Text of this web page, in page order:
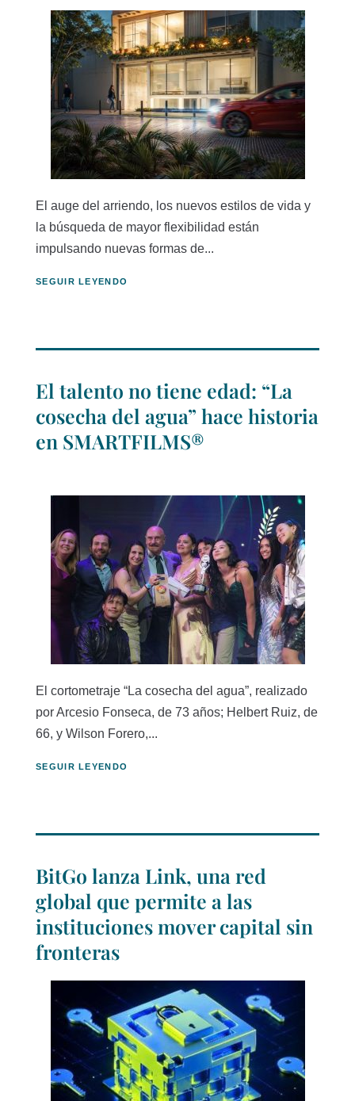
El auge del arriendo, los nuevos estilos de vida y
la búsqueda de mayor flexibilidad están
impulsando nuevas formas de...
SEGUIR LEYENDO
El talento no tiene edad: “La
cosecha del agua” hace historia
en SMARTFILMS®
El cortometraje “La cosecha del agua”, realizado
por Arcesio Fonseca, de 73 años; Helbert Ruiz, de
66, y Wilson Forero,...
SEGUIR LEYENDO
BitGo lanza Link, una red
global que permite a las
instituciones mover capital sin
fronteras